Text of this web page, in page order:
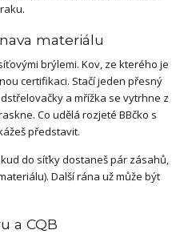
materiálu
brýlemi. Kov, ze kterého je
certifikaci. Stačí jeden přesný
a mřížka se vytrhne z
Co udělá rozjeté BBčko s
představit.
do síťky dostaneš pár zásahů,
Další rána už může být
a CQB